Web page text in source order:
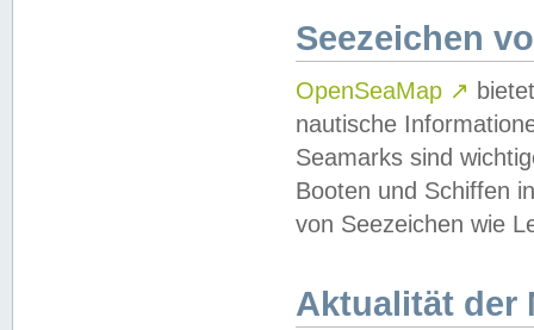
Seezeichen
OpenSeaMap ↗
nautische
Seamarks sind
Booten und Schiffen
von Seezeichen wie
Aktualität der